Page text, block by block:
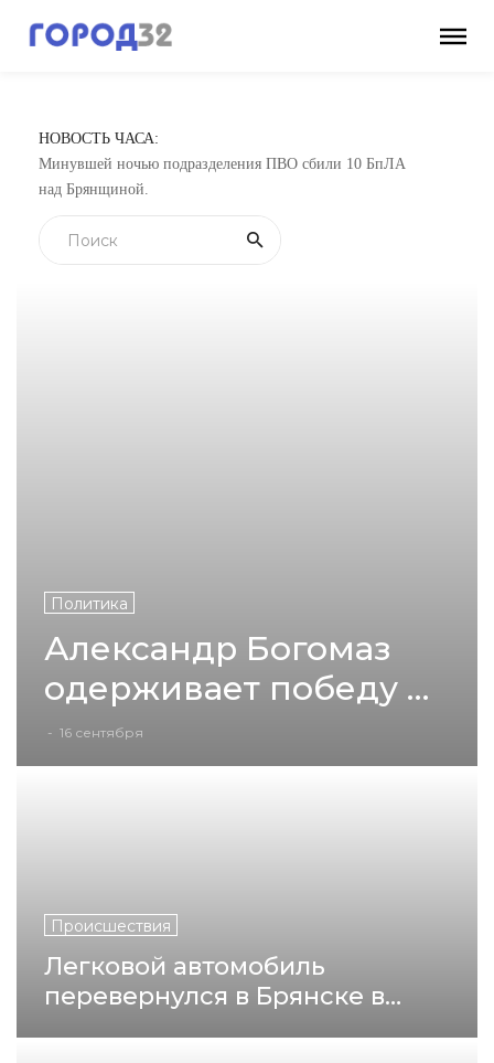
НОВОСТЬ ЧАСА:
Минувшей ночью подразделения ПВО сбили 10 БпЛА
над Брянщиной.
Политика
Александр Богомаз
одерживает победу на
выборах губернатора
Брянской области
- 16 сентября
Происшествия
Легковой автомобиль
перевернулся в Брянске в